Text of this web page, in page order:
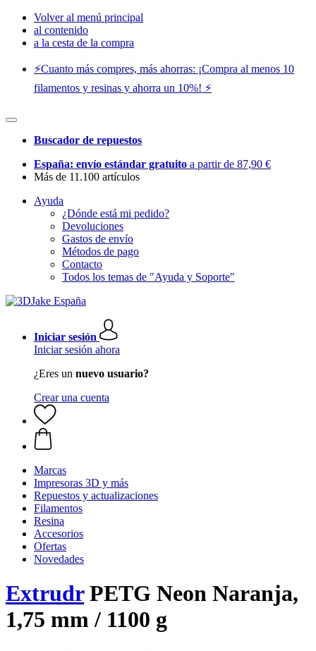
Volver al menú principal
al contenido
a la cesta de la compra
⚡️Cuanto más compres, más ahorras: ¡Compra al menos 10
filamentos y resinas y ahorra un 10%! ⚡️
Buscador de repuestos
España: envío estándar gratuito a partir de 87,90 €
Más de 11.100 artículos
Ayuda
¿Dónde está mi pedido?
Devoluciones
Gastos de envío
Métodos de pago
Contacto
Todos los temas de "Ayuda y Soporte"
Iniciar sesión
Iniciar sesión ahora
¿Eres un nuevo usuario?
Crear una cuenta
Marcas
Impresoras 3D y más
Repuestos y actualizaciones
Filamentos
Resina
Accesorios
Ofertas
Novedades
ExtrudrPETG Neon Naranja,
1,75 mm / 1100 g